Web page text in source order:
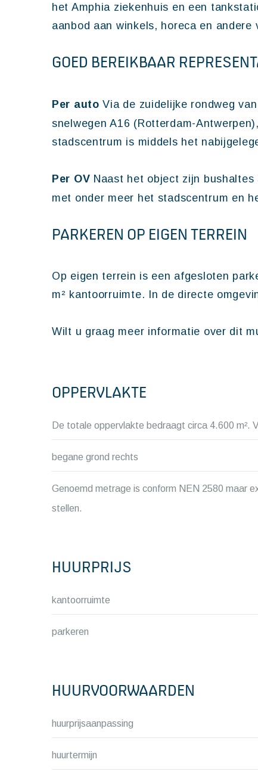
het Amphia ziekenhuis en een
aanbod aan winkels, horeca en
GOED BEREIKBAAR
Per autoVia de zuidelijke rondweg
snelwegen A16 (Rotterdam-
stadscentrum is middels het
Per OV Naast het object zijn
met onder meer het stadscentrum en
PARKEREN OP EIGEN TERREIN
Op eigen terrein is een afgesloten
m² kantoorruimte. In de directe
Wilt u graag meer informatie over dit
OPPERVLAKTE
De totale oppervlakte bedraagt circa 4.600 m².
begane grond rechts
Genoemd metrage is conform NEN 2580 maar
stellen.
HUURPRIJS
kantoorruimte
parkeren
HUURVOORWAARDEN
huurprijsaanpassing
huurtermijn